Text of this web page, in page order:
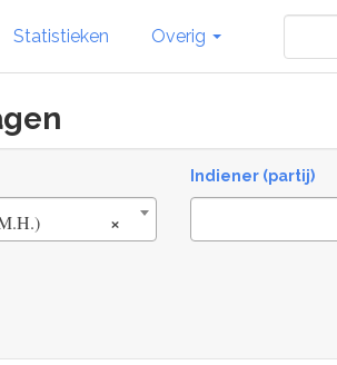
Statistieken Overig
×
Indiener (partij)